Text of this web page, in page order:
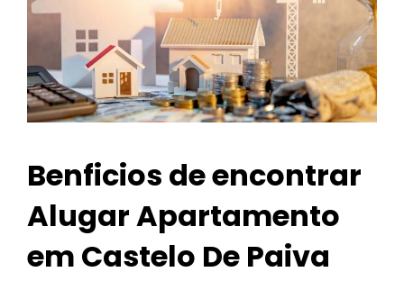
Benficios de encontrar
Alugar Apartamento
em Castelo De Paiva